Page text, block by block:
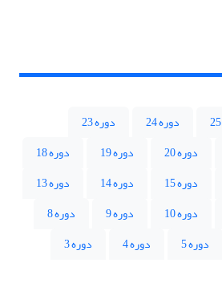
دوره 24
دوره 23
دوره 20 دوره 19
دوره 18
دوره 15 دوره 14
دوره 13
دوره 10 دوره 9
دوره 8
دوره 5 دوره 4
دوره 3